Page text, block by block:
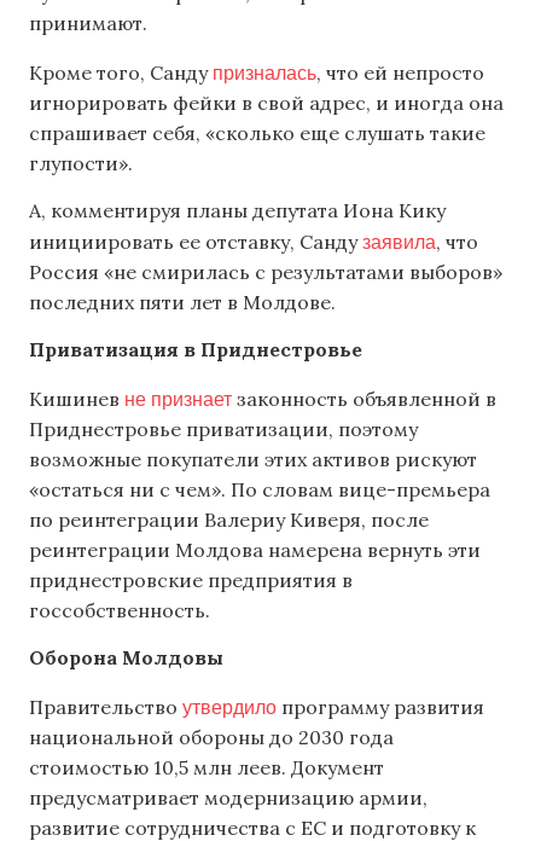
принимают.
Кроме того, Санду призналась, что ей непросто
игнорировать фейки в свой адрес, и иногда она
спрашивает себя, «сколько еще слушать такие
глупости».
А, комментируя планы депутата Иона Кику
инициировать ее отставку, Сандузаявила, что
Россия «не смирилась с результатами выборов»
последних пяти лет в Молдове.
Приватизация в Приднестровье
Кишинев не признает законность объявленной в
Приднестровье приватизации, поэтому
возможные покупатели этих активов рискуют
«остаться ни с чем». По словам вице-премьера
по реинтеграции Валериу Киверя, после
реинтеграции Молдова намерена вернуть эти
приднестровские предприятия в
госсобственность.
Оборона Молдовы
Правительство утвердило программу развития
национальной обороны до 2030 года
стоимостью 10,5 млн леев. Документ
предусматривает модернизацию армии,
развитие сотрудничества с ЕС и подготовку к